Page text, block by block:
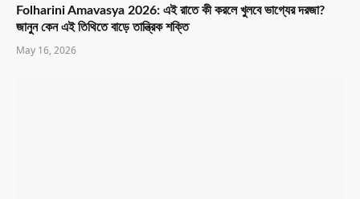
Folharini Amavasya 2026: এই রাতে কী করলে খুলবে ভাগ্যের দরজা?
জানুন কেন এই তিথিতে বাড়ে তান্ত্রিক শক্তি
May 16, 2026